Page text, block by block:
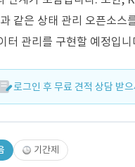
같은 상태 관리 오픈소스
터 관리를 구현할 예정입니
로그인 후 무료 견적 상담 받
기간제